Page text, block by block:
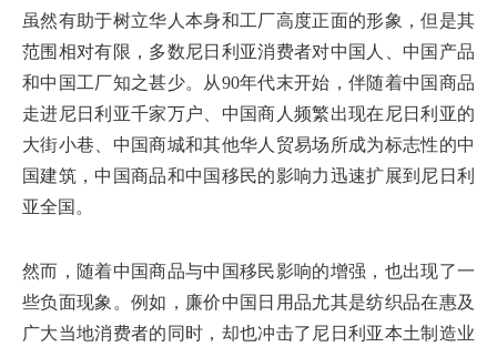
虽然有助于树立华人本身和工厂高度正面的形象，但是其
范围相对有限，多数尼日利亚消费者对中国人、中国产品
和中国工厂知之甚少。从90年代末开始，伴随着中国商品
走进尼日利亚千家万户、中国商人频繁出现在尼日利亚的
大街小巷、中国商城和其他华人贸易场所成为标志性的中
国建筑，中国商品和中国移民的影响力迅速扩展到尼日利
亚全国。
然而，随着中国商品与中国移民影响的增强，也出现了一
些负面现象。例如，廉价中国日用品尤其是纺织品在惠及
广大当地消费者的同时，却也冲击了尼日利亚本土制造业